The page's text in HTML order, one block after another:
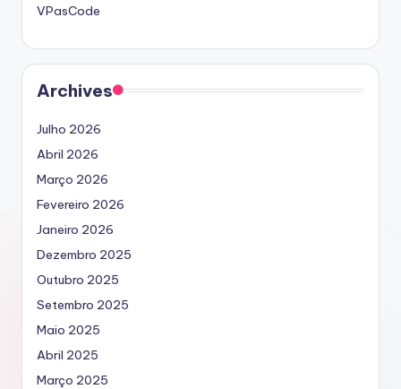
VPasCode
Archives
Julho 2026
Abril 2026
Março 2026
Fevereiro 2026
Janeiro 2026
Dezembro 2025
Outubro 2025
Setembro 2025
Maio 2025
Abril 2025
Março 2025